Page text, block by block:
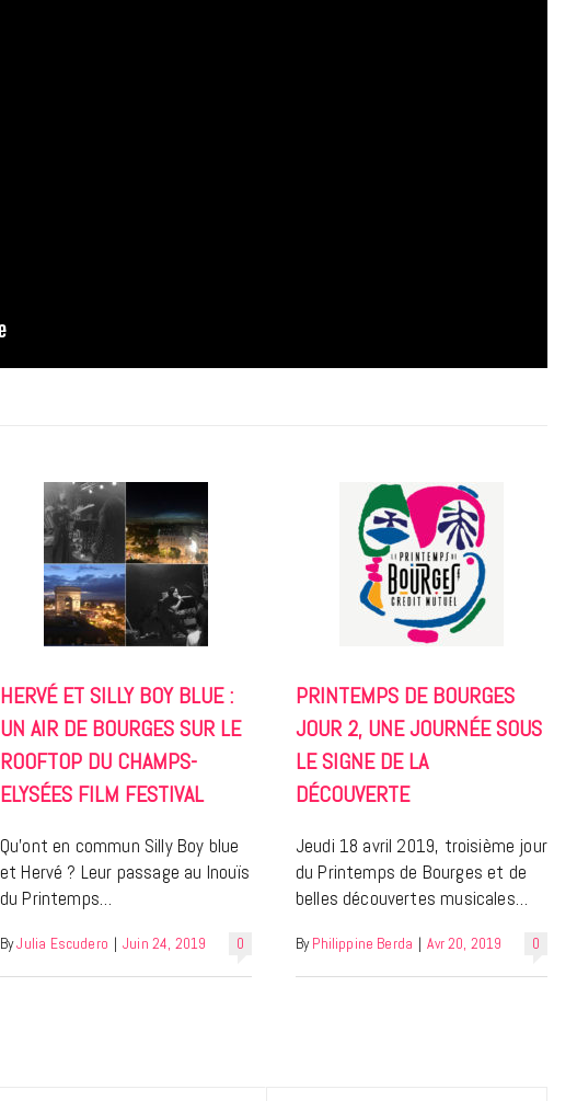
HERVÉ ET SILLY BOY BLUE :
UN AIR DE BOURGES SUR LE
ROOFTOP DU CHAMPS-
ELYSÉES FILM FESTIVAL
Qu’ont en commun Silly Boy blue
et Hervé ? Leur passage au Inouïs
du Printemps…
0
ByJulia Escudero | Juin 24, 2019
PRINTEMPS DE BOURGES
JOUR 2, UNE JOURNÉE SOUS
LE SIGNE DE LA
DÉCOUVERTE
Jeudi 18 avril 2019, troisième jour
du Printemps de Bourges et de
belles découvertes musicales…
0
By Philippine Berda | Avr 20, 2019
REPORTAGES ET INTERVIEWS
We Love Green se met au vert sur
la Montagne de Gorillaz
7 JUIN 2026
Gainsbourg, toute une vie :